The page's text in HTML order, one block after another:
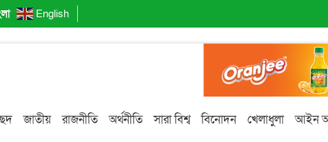
English
জাতীয় রাজনীতি অর্থনীতি সারা বিশ্ব বিনোদন খেলাধুলা আইন